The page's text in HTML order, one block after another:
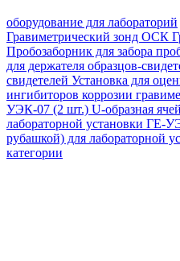
оборудование для лабораторий
Гравиметрический зонд ОСК
Пробозаборник для забора
для держателя образцов-
свидетелей Установка для
ингибиторов коррозии
УЭК-07 (2 шт.) U-образная
лабораторной установки ГЕ-
рубашкой) для лабораторной
категории